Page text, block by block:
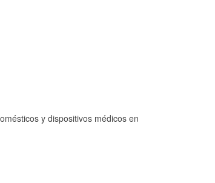
y dispositivos médicos en